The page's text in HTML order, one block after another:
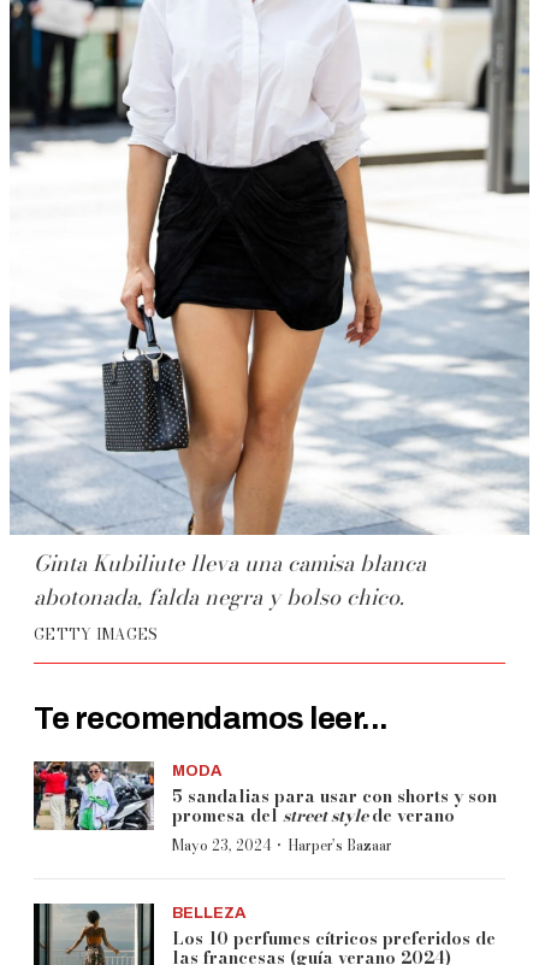
Ginta Kubiliute lleva una camisa blanca
abotonada, falda negra y bolso chico.
GETTY IMAGES
Te recomendamos leer...
MODA
5 sandalias para usar con shorts y son
promesa delstreet stylede verano
Mayo 23, 2024 · Harper’s Bazaar
BELLEZA
Los 10 perfumes cítricos preferidos de
las francesas (guía verano 2024)